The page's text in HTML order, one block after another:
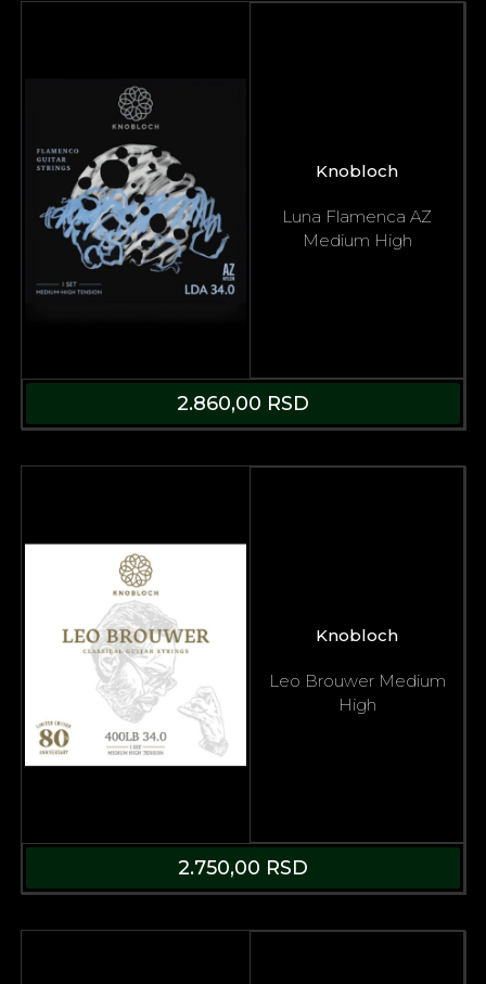
Knobloch
Luna Flamenca AZ
Medium High
2.860,00 RSD
Knobloch
Leo Brouwer Medium
High
2.750,00 RSD